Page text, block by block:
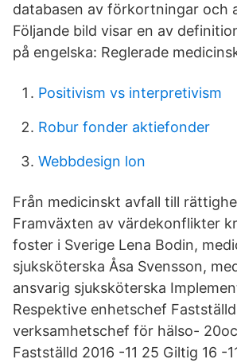
databasen av förkortningar och
Följande bild visar en av
på engelska: Reglerade
Positivism vs interpretivism
Robur fonder aktiefonder
Webbdesign lon
Från medicinskt avfall till
Framväxten av värdekonflikter
foster i Sverige Lena Bodin,
sjuksköterska Åsa Svensson,
ansvarig sjuksköterska
Respektive enhetschef
verksamhetschef för hälso-
Fastställd 2016 -11 25 Giltig 16 -